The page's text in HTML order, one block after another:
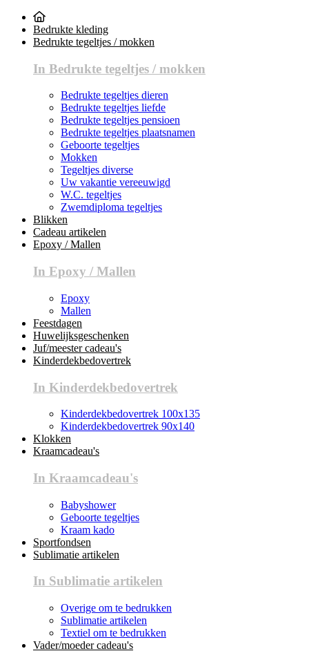
Bedrukte kleding
Bedrukte tegeltjes / mokken
In Bedrukte tegeltjes / mokken
Bedrukte tegeltjes dieren
Bedrukte tegeltjes liefde
Bedrukte tegeltjes pensioen
Bedrukte tegeltjes plaatsnamen
Geboorte tegeltjes
Mokken
Tegeltjes diverse
Uw vakantie vereeuwigd
W.C. tegeltjes
Zwemdiploma tegeltjes
Blikken
Cadeau artikelen
Epoxy / Mallen
In Epoxy / Mallen
Epoxy
Mallen
Feestdagen
Huwelijksgeschenken
Juf/meester cadeau's
Kinderdekbedovertrek
In Kinderdekbedovertrek
Kinderdekbedovertrek 100x135
Kinderdekbedovertrek 90x140
Klokken
Kraamcadeau's
In Kraamcadeau's
Babyshower
Geboorte tegeltjes
Kraam kado
Sportfondsen
Sublimatie artikelen
In Sublimatie artikelen
Overige om te bedrukken
Sublimatie artikelen
Textiel om te bedrukken
Vader/moeder cadeau's